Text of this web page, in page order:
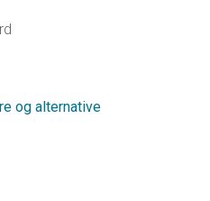
og alternative